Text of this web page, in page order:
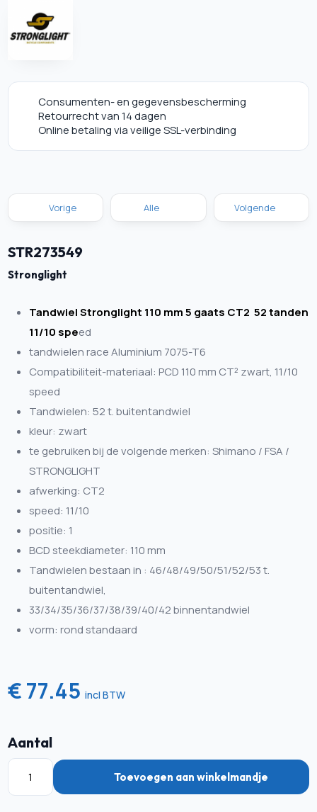
Consumenten- en gegevensbescherming
Retourrecht van 14 dagen
Online betaling via veilige SSL-verbinding
Vorige Alle Volgende
STR273549
Stronglight
Tandwiel Stronglight 110 mm 5 gaats CT2 52 tanden
11/10 speed
tandwielen race Aluminium 7075-T6
Compatibiliteit-materiaal: PCD 110 mm CT² zwart, 11/10
speed
Tandwielen: 52 t. buitentandwiel
kleur: zwart
te gebruiken bij de volgende merken: Shimano / FSA /
STRONGLIGHT
afwerking: CT2
speed: 11/10
positie: 1
BCD steekdiameter: 110 mm
Tandwielen bestaan in : 46/48/49/50/51/52/53 t.
buitentandwiel,
33/34/35/36/37/38/39/40/42 binnentandwiel
vorm: rond standaard
€ 77.45incl BTW
Aantal
Toevoegen aan winkelmandje